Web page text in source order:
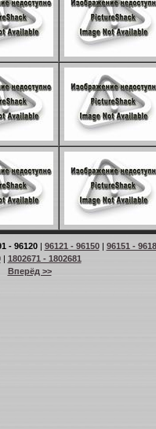
- 96120| 96121 - 96150| 96151 -
| 1802671 - 1802681
Вперёд >>